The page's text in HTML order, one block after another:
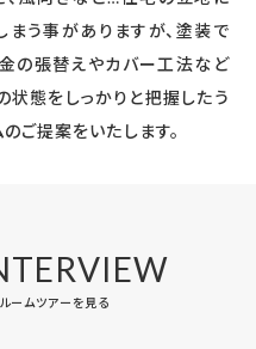
う事がありますが、塗装で
の張替えやカバー工法など
状態をしっかりと把握したう
ご提案をいたします。
ームツアーを見る